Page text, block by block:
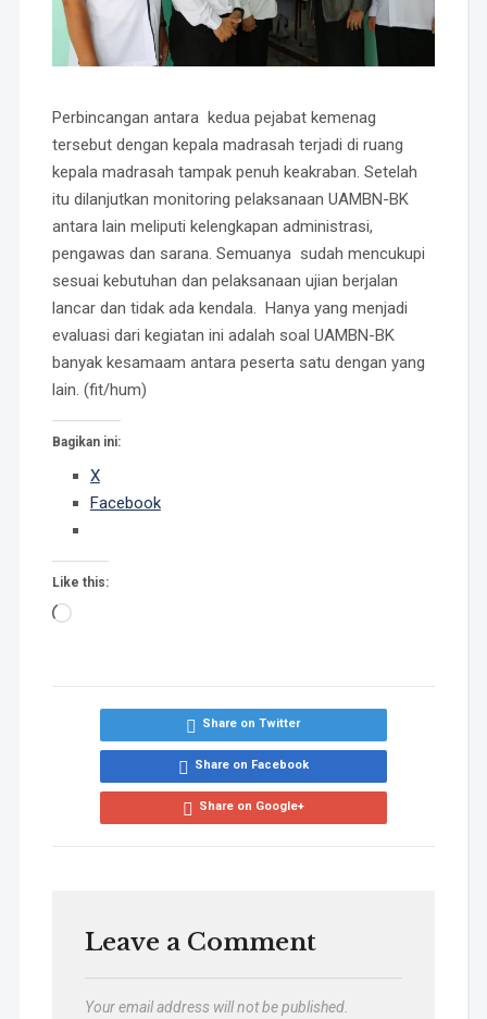
Perbincangan antara kedua pejabat kemenag
tersebut dengan kepala madrasah terjadi di ruang
kepala madrasah tampak penuh keakraban. Setelah
itu dilanjutkan monitoring pelaksanaan UAMBN-BK
antara lain meliputi kelengkapan administrasi,
pengawas dan sarana. Semuanya sudah mencukupi
sesuai kebutuhan dan pelaksanaan ujian berjalan
lancar dan tidak ada kendala. Hanya yang menjadi
evaluasi dari kegiatan ini adalah soal UAMBN-BK
banyak kesamaam antara peserta satu dengan yang
lain. (fit/hum)
Bagikan ini:
X
Facebook
Like this:
Share on Twitter
Share on Facebook
Share on Google+
Leave a Comment
Your email address will not be published.